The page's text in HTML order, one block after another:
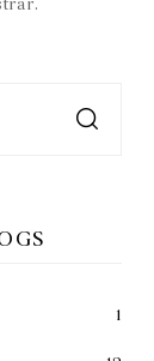
1